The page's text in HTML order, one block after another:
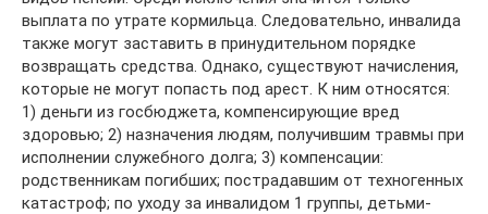
выплата по утрате кормильца. Следовательно, инвалида
также могут заставить в принудительном порядке
возвращать средства. Однако, существуют начисления,
которые не могут попасть под арест. К ним относятся:
1) деньги из госбюджета, компенсирующие вред
здоровью; 2) назначения людям, получившим травмы при
исполнении служебного долга; 3) компенсации:
родственникам погибших; пострадавшим от техногенных
катастроф; по уходу за инвалидом 1 группы, детьми-